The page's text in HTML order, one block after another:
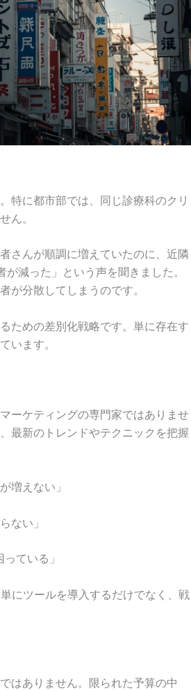
特に都市部では、同じ診療科のクリ
ん。
さんが順調に増えていたのに、近隣
減った」という声を聞きました。
が分散してしまうのです。
ための差別化戦略です。単に存在す
います。
ーケティングの専門家ではありませ
最新のトレンドやテクニックを把握
増えない」
ない」
ている」
にツールを導入するだけでなく、戦
はありません。限られた予算の中